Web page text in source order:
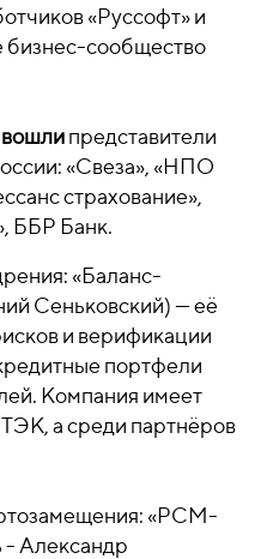
«Руссофт» и
бизнес-сообщество
вошлипредставители
«Свеза», «НПО
страхование»,
ББР Банк.
«Баланс-
Сеньковский) — её
и верификации
портфели
Компания имеет
а среди партнёров
«РСМ-
- Александр